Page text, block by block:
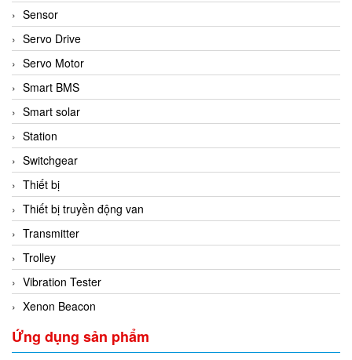
Sensor
Servo Drive
Servo Motor
Smart BMS
Smart solar
Station
Switchgear
Thiết bị
Thiết bị truyền động van
Transmitter
Trolley
Vibration Tester
Xenon Beacon
Ứng dụng sản phẩm